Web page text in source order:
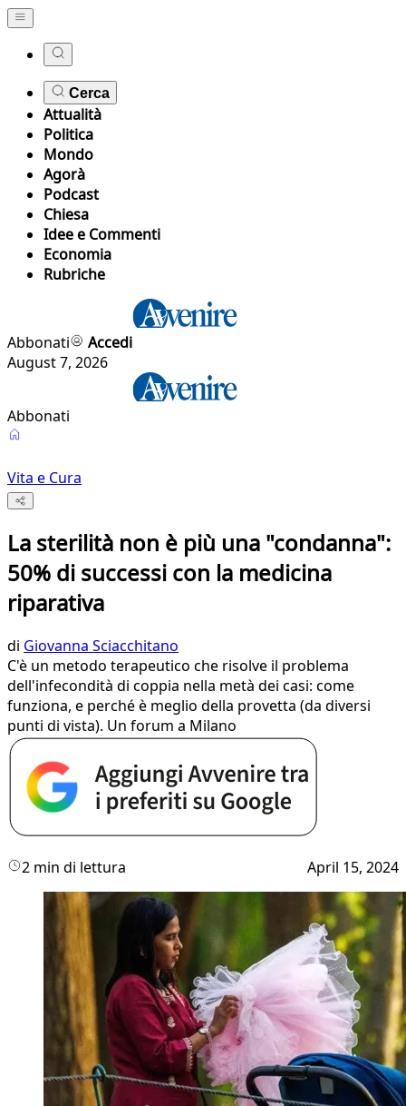
Cerca
Attualità
Politica
Mondo
Agorà
Podcast
Chiesa
Idee e Commenti
Economia
Rubriche
Abbonati
Accedi
August 7, 2026
Abbonati
Vita e Cura
La sterilità non è più una "condanna":
50% di successi con la medicina
riparativa
di Giovanna Sciacchitano
C'è un metodo terapeutico che risolve il problema
dell'infecondità di coppia nella metà dei casi: come
funziona, e perché è meglio della provetta (da diversi
punti di vista). Un forum a Milano
2 min di lettura April 15, 2024